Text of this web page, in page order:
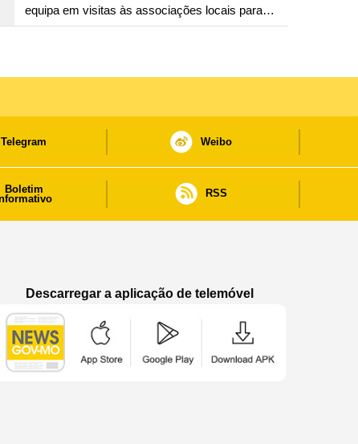
equipa em visitas às associações locais para
consolidar consensos e promover os trabalhos
Telegram Weibo
Boletim
RSS
Descarregar a aplicação de telemóvel